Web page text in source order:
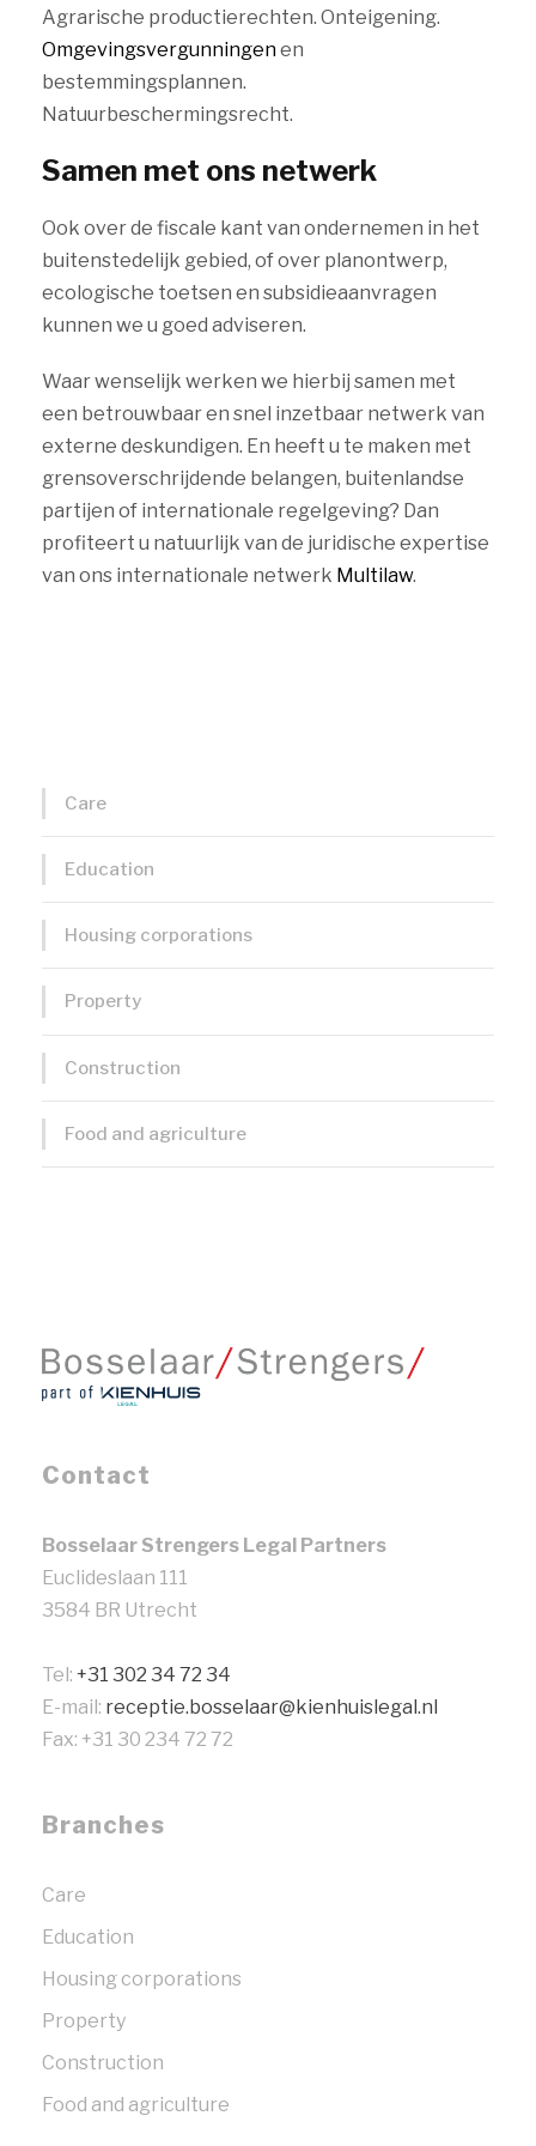
Agrarische productierechten. Onteigening.
Omgevingsvergunningenen
bestemmingsplannen.
Natuurbeschermingsrecht.
Samen met ons netwerk
Ook over de fiscale kant van ondernemen in het
buitenstedelijk gebied, of over planontwerp,
ecologische toetsen en subsidieaanvragen
kunnen we u goed adviseren.
Waar wenselijk werken we hierbij samen met
een betrouwbaar en snel inzetbaar netwerk van
externe deskundigen. En heeft u te maken met
grensoverschrijdende belangen, buitenlandse
partijen of internationale regelgeving? Dan
profiteert u natuurlijk van de juridische expertise
van ons internationale netwerk Multilaw.
Care
Education
Housing corporations
Property
Construction
Food and agriculture
Contact
Bosselaar Strengers Legal Partners
Euclideslaan 111
3584 BR Utrecht
Tel: +31 302 34 72 34
E-mail: receptie.bosselaar@kienhuislegal.nl
Fax: +31 30 234 72 72
Branches
Care
Education
Housing corporations
Property
Construction
Food and agriculture